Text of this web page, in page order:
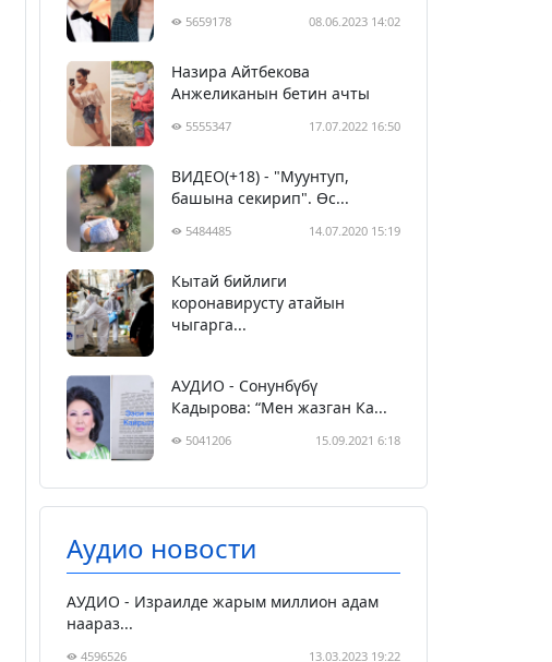
5659178 08.06.2023 14:02
Назира Айтбекова
Анжеликанын бетин ачты
5555347 17.07.2022 16:50
ВИДЕО(+18) - "Муунтуп,
башына секирип". Өс...
5484485 14.07.2020 15:19
Кытай бийлиги
коронавирусту атайын
чыгарга...
АУДИО - Сонунбүбү
Кадырова: “Мен жазган Ка...
5041206 15.09.2021 6:18
Аудио новости
АУДИО - Израилде жарым миллион адам
наараз...
4596526 13.03.2023 19:22